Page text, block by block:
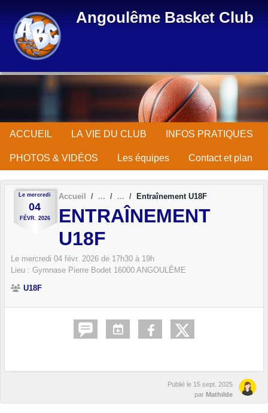
Angoulême Basket Club
ACCUEIL LA VIE DU CLUB INFOS PRATIQUES
PHOTOS & VIDÉOS Les équipes Contact et plan
Le mercredi
04
FÉVR. 2026
Accueil Entraînement U18F
ENTRAÎNEMENT
U18F
Le mercredi 04 févr. 2026 de 17h30 à 19h
Lieu : Gymnase Pierre Bodet 16000 ANGOULÊME
U18F
Publié le 15 sept. 2025
par Mathilde